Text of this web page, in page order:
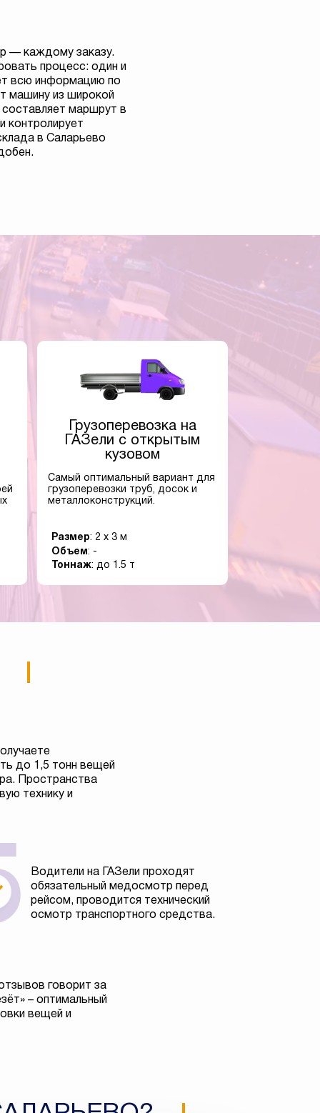
— каждому заказу.
процесс: один и
всю информацию по
машину из широкой
составляет маршрут в
контролирует
в Саларьево
Грузоперевозка на
ГАЗели с открытым
кузовом
Самый оптимальный вариант для
грузоперевозки труб, досок и
металлоконструкций.
Размер: 2 x 3 м
Объем: -
Тоннаж: до 1.5 т
до 1,5 тонн вещей
Пространства
технику и
Водители на ГАЗели проходят
обязательный медосмотр перед
рейсом, проводится технический
осмотр транспортного средства.
говорит за
– оптимальный
вещей и